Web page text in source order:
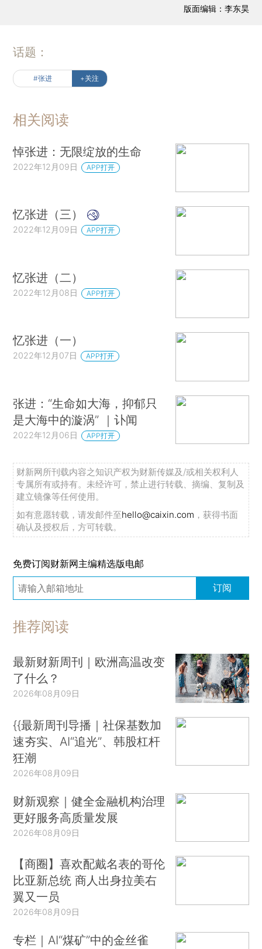
版面编辑：李东昊
话题：
#张进 +关注
相关阅读
悼张进：无限绽放的生命
2022年12月09日 APP打开
忆张进（三）
2022年12月09日 APP打开
忆张进（二）
2022年12月08日 APP打开
忆张进（一）
2022年12月07日 APP打开
张进：“生命如大海，抑郁只
是大海中的漩涡” ｜讣闻
2022年12月06日 APP打开
财新网所刊载内容之知识产权为财新传媒及/或相关权利人
专属所有或持有。未经许可，禁止进行转载、摘编、复制及
建立镜像等任何使用。
如有意愿转载，请发邮件至hello@caixin.com ，获得书面
确认及授权后，方可转载。
免费订阅财新网主编精选版电邮
订阅
推荐阅读
最新财新周刊｜欧洲高温改变
了什么？
2026年08月09日
{{最新周刊导播｜社保基数加
速夯实、AI“追光”、韩股杠杆
狂潮
2026年08月09日
财新观察｜健全金融机构治理
更好服务高质量发展
2026年08月09日
【商圈】喜欢配戴名表的哥伦
比亚新总统 商人出身拉美右
翼又一员
2026年08月09日
专栏｜AI“煤矿”中的金丝雀